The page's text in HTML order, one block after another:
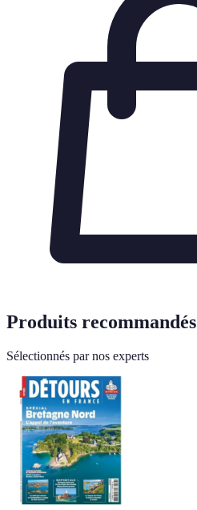
Produits recommandés
Sélectionnés par nos experts